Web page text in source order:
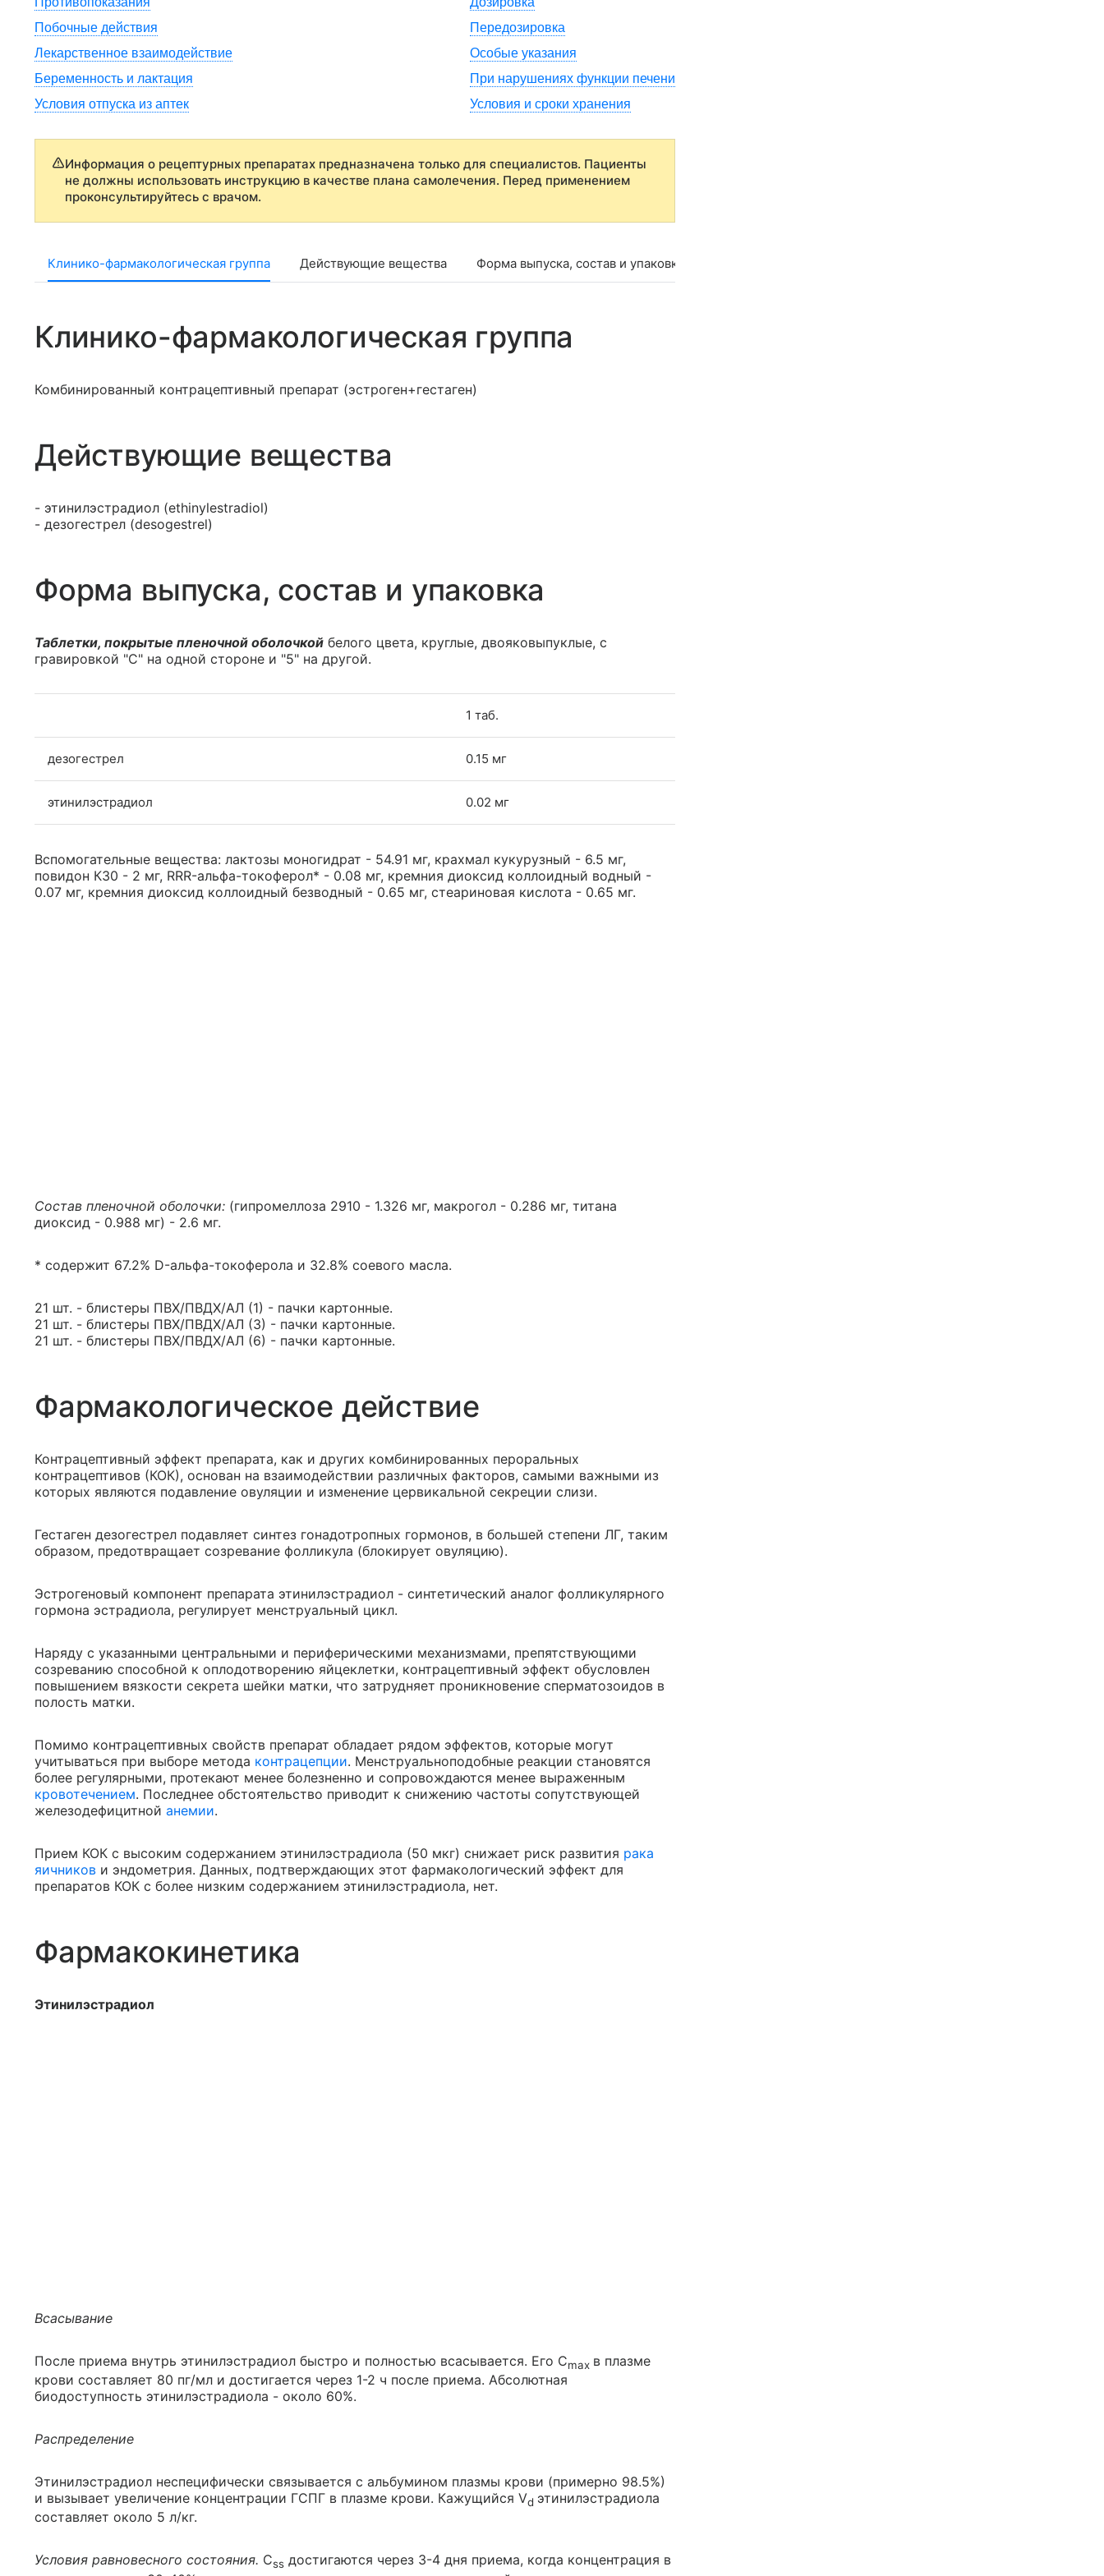
Побочные действия
Передозировка
Лекарственное взаимодействие
Особые указания
Беременность и лактация
При нарушениях функции печени
Условия отпуска из аптек
Условия и сроки хранения
Информация о рецептурных препаратах предназначена только для специалистов. Пациенты
не должны использовать инструкцию в качестве плана самолечения. Перед применением
проконсультируйтесь с врачом.
Клинико-фармакологическая группа Действующие вещества Форма выпуска, состав и упаковка
Клинико-фармакологическая группа
Комбинированный контрацептивный препарат (эстроген+гестаген)
Действующие вещества
- этинилэстрадиол (ethinylestradiol)
- дезогестрел (desogestrel)
Форма выпуска, состав и упаковка
Таблетки, покрытые пленочной оболочкой белого цвета, круглые, двояковыпуклые, с
гравировкой "C" на одной стороне и "5" на другой.
1 таб.
дезогестрел 0.15 мг
этинилэстрадиол 0.02 мг
Вспомогательные вещества: лактозы моногидрат - 54.91 мг, крахмал кукурузный - 6.5 мг,
повидон К30 - 2 мг, RRR-альфа-токоферол* - 0.08 мг, кремния диоксид коллоидный водный -
0.07 мг, кремния диоксид коллоидный безводный - 0.65 мг, стеариновая кислота - 0.65 мг.
Состав пленочной оболочки: (гипромеллоза 2910 - 1.326 мг, макрогол - 0.286 мг, титана
диоксид - 0.988 мг) - 2.6 мг.
* содержит 67.2% D-альфа-токоферола и 32.8% соевого масла.
21 шт. - блистеры ПВХ/ПВДХ/АЛ (1) - пачки картонные.
21 шт. - блистеры ПВХ/ПВДХ/АЛ (3) - пачки картонные.
21 шт. - блистеры ПВХ/ПВДХ/АЛ (6) - пачки картонные.
Фармакологическое действие
Контрацептивный эффект препарата, как и других комбинированных пероральных
контрацептивов (КОК), основан на взаимодействии различных факторов, самыми важными из
которых являются подавление овуляции и изменение цервикальной секреции слизи.
Гестаген дезогестрел подавляет синтез гонадотропных гормонов, в большей степени ЛГ, таким
образом, предотвращает созревание фолликула (блокирует овуляцию).
Эстрогеновый компонент препарата этинилэстрадиол - синтетический аналог фолликулярного
гормона эстрадиола, регулирует менструальный цикл.
Наряду с указанными центральными и периферическими механизмами, препятствующими
созреванию способной к оплодотворению яйцеклетки, контрацептивный эффект обусловлен
повышением вязкости секрета шейки матки, что затрудняет проникновение сперматозоидов в
полость матки.
Помимо контрацептивных свойств препарат обладает рядом эффектов, которые могут
учитываться при выборе метода контрацепции. Менструальноподобные реакции становятся
более регулярными, протекают менее болезненно и сопровождаются менее выраженным
кровотечением. Последнее обстоятельство приводит к снижению частоты сопутствующей
железодефицитной анемии.
Прием КОК с высоким содержанием этинилэстрадиола (50 мкг) снижает риск развития рака
яичников и эндометрия. Данных, подтверждающих этот фармакологический эффект для
препаратов КОК с более низким содержанием этинилэстрадиола, нет.
Фармакокинетика
Этинилэстрадиол
Всасывание
После приема внутрь этинилэстрадиол быстро и полностью всасывается. Его Cmax в плазме
крови составляет 80 пг/мл и достигается через 1-2 ч после приема. Абсолютная
биодоступность этинилэстрадиола - около 60%.
Распределение
Этинилэстрадиол неспецифически связывается с альбумином плазмы крови (примерно 98.5%)
и вызывает увеличение концентрации ГСПГ в плазме крови. Кажущийся Vd этинилэстрадиола
составляет около 5 л/кг.
Условия равновесного состояния. Css достигаются через 3-4 дня приема, когда концентрация в